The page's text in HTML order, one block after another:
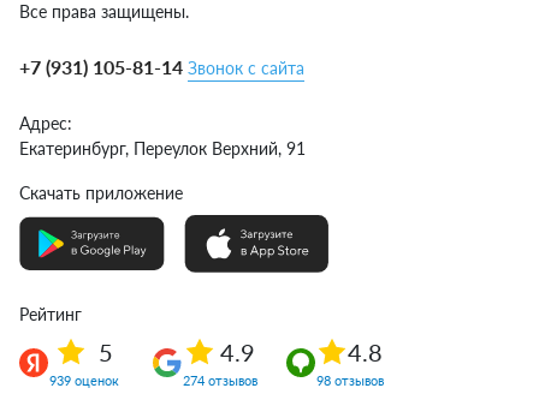
Все права защищены.
+7 (931) 105-81-14 Звонок с сайта
Адрес:
Екатеринбург, Переулок Верхний, 91
Скачать приложение
Рейтинг
5
939 оценок
4.9
274 отзывов
4.8
98 отзывов